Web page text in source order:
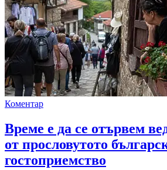
Коментар
Време е да се отървем
от прословутото
гостоприемство